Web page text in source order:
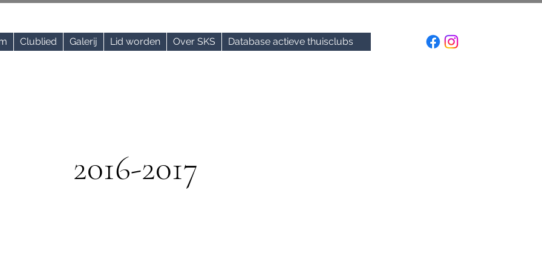
Clublied Galerij Lid worden Over SKS Database actieve thuisclubs
2016-2017